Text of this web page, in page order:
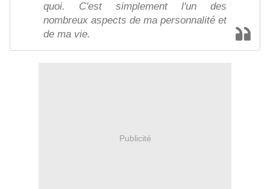
quoi. C'est simplement l'un des
nombreux aspects de ma personnalité et
de ma vie.
Publicité